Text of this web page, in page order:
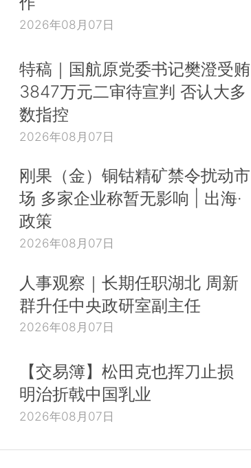
2026年08月07日
特稿｜国航原党委书记樊澄受贿
3847万元二审待宣判 否认大多
数指控
2026年08月07日
刚果（金）铜钴精矿禁令扰动市
场 多家企业称暂无影响 | 出海·
政策
2026年08月07日
人事观察｜长期任职湖北 周新
群升任中央政研室副主任
2026年08月07日
【交易簿】松田克也挥刀止损
明治折戟中国乳业
2026年08月07日